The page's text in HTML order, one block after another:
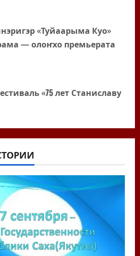
«Туйаарыма Куо»
— олоҥхо премьерата
«75 лет Станиславу